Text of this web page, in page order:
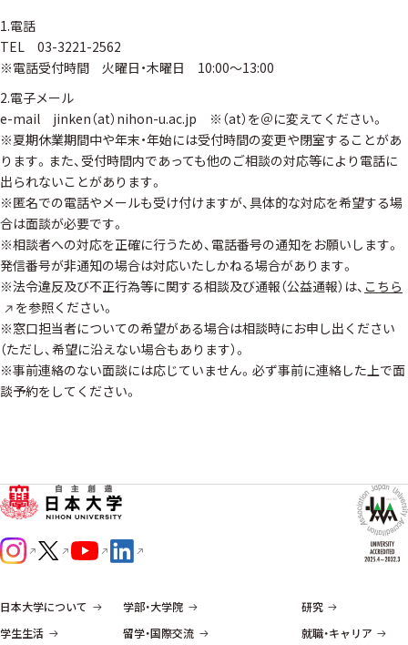
1.電話
TEL 03-3221-2562
※電話受付時間 火曜日・木曜日 10:00～13:00
2.電子メール
e-mail jinken（at）nihon-u.ac.jp ※（at）を＠に変えてください。
※夏期休業期間中や年末・年始には受付時間の変更や閉室することがあ
ります。また、受付時間内であっても他のご相談の対応等により電話に
出られないことがあります。
※匿名での電話やメールも受け付けますが、具体的な対応を希望する場
合は面談が必要です。
※相談者への対応を正確に行うため、電話番号の通知をお願いします。
発信番号が非通知の場合は対応いたしかねる場合があります。
※法令違反及び不正行為等に関する相談及び通報（公益通報）は、 こちら
を参照ください。
※窓口担当者についての希望がある場合は相談時にお申し出ください
（ただし、希望に沿えない場合もあります）。
※事前連絡のない面談には応じていません。必ず事前に連絡した上で面
談予約をしてください。
日本大学について 学部・大学院
研究
学生生活
留学・国際交流 就職・キャリア